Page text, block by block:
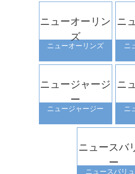
ニューオーリン
ズ
ニューオーリンズ
ニ
ニ
ニュージャージ
ー
ニュージャージー
ニ
ニ
ニュースバ
ー
ニュースバリ